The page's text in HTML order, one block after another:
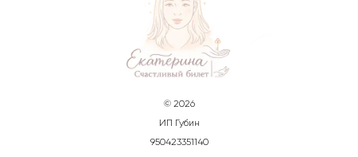
© 2026
ИП Губин
950423351140